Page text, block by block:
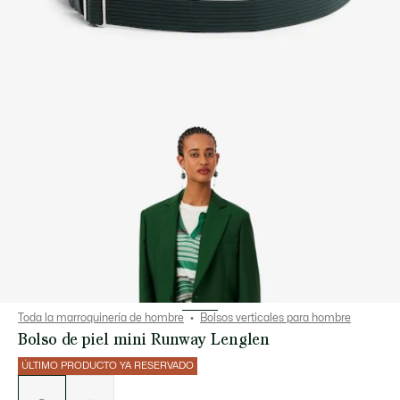
Toda la marroquinería de hombre Bolsos verticales para hombre
Bolso de piel mini Runway Lenglen
ÚLTIMO PRODUCTO YA RESERVADO
variaciones